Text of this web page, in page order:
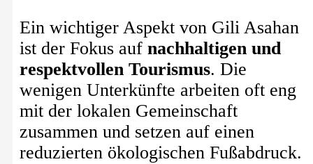
Ein wichtiger Aspekt von Gili Asahan
ist der Fokus auf nachhaltigen und
respektvollen Tourismus. Die
wenigen Unterkünfte arbeiten oft eng
mit der lokalen Gemeinschaft
zusammen und setzen auf einen
reduzierten ökologischen Fußabdruck.